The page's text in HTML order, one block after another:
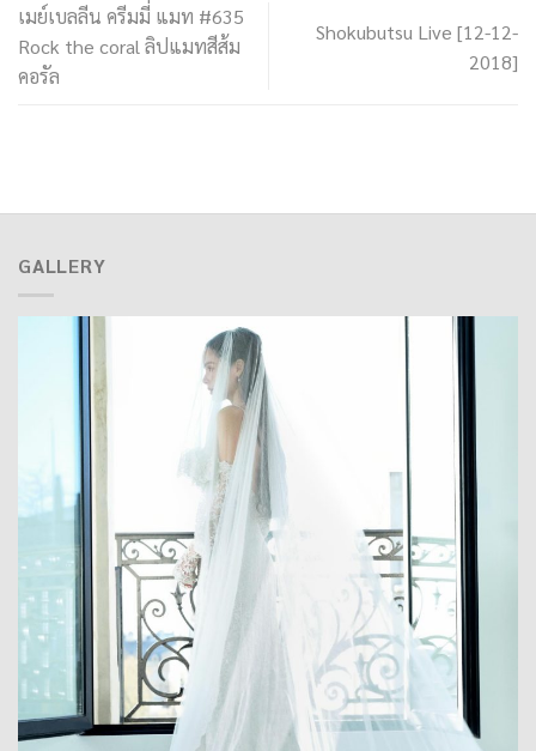
เมย์เบลลีน ครีมมี่ แมท #635
Rock the coral ลิปแมทสีส้ม
คอรัล
Shokubutsu Live [12-12-
2018]
GALLERY